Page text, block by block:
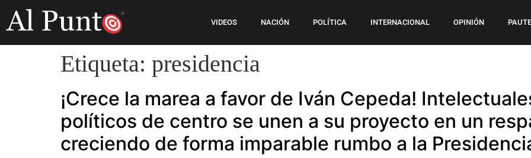
VIDEOS NACIÓN POLÍTICA INTERNACIONAL OPINIÓN
Etiqueta: presidencia
¡Crece la marea a favor de Iván Cepeda!
políticos de centro se unen a su proyecto en un
creciendo de forma imparable rumbo a la